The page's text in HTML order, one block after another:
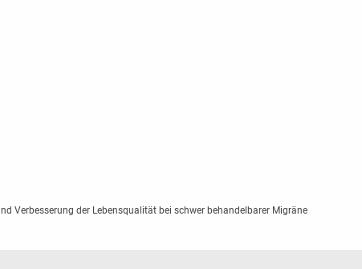
Verbesserung der Lebensqualität bei schwer behandelbarer Migräne